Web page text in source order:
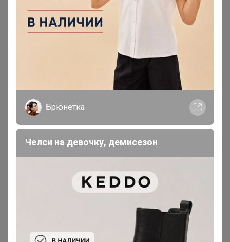
В теме "Предзаказ Miss Freya - женская верхняя
рядов, но за стоимость выше?
26 июля, 2026 19:55
Брюнетка
Челси на девочку, демисезон